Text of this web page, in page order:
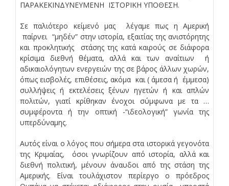
ΠΑΡΑΚΕΚΙΝΔΥΝΕΥΜΕΝΗ ΙΣΤΟΡΙΚΗ ΥΠΟΘΕΣΗ.
Σε παλιότερο κείμενό μας λέγαμε πως η Αμερική
παίρνει “μηδέν” στην ιστορία, εξαιτίας της ανιστόρητης
και προκλητικής στάσης της κατά καιρούς σε διάφορα
κρίσιμα διεθνή θέματα, αλλά και των αναίτιων ή
αδικαιολόγητων ενεργειών της σε βάρος άλλων χωρών,
όπως εισβολές, επιθέσεις, ακόμα και ( άμεσα ή έμμεσα)
συλλήψεις ή εκτελέσεις ξένων ηγετών ή και απλών
πολιτών, γιατί κρίθηκαν ένοχοι σύμφωνα με τα …
συμφέροντα ή την οπτική -“ιδεολογική” γωνία της
υπερδύναμης.
Αυτός είναι ο λόγος που σήμερα στα ιστορικά γεγονότα
της Κριμαίας, όσοι γνωρίζουν από ιστορία, αλλά και
διεθνή πολιτική, μένουν άναυδοι από της στάση της
Αμερικής. Είναι τουλάχιστον περίεργο ο πρόεδρος